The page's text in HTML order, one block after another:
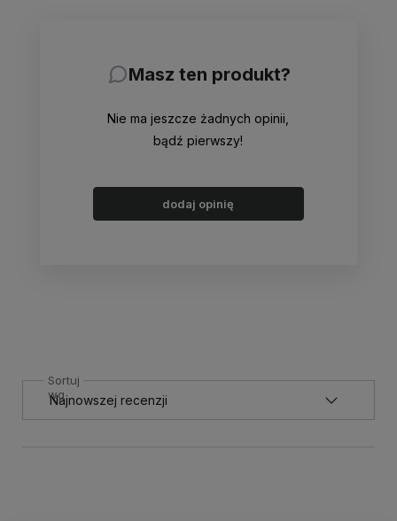
Masz ten produkt?
Nie ma jeszcze żadnych opinii,
bądź pierwszy!
dodaj opinię
Sortuj
wg